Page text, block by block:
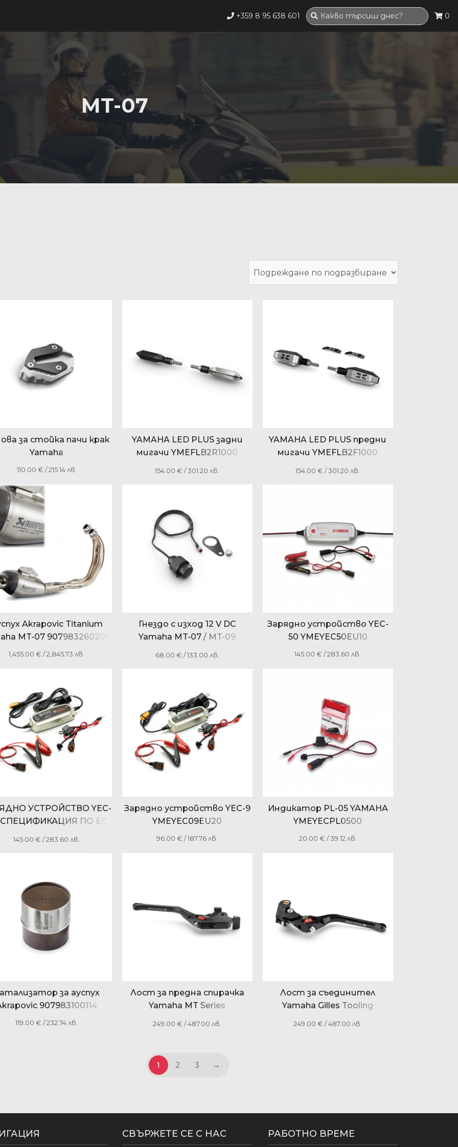
+359 8 95 638 601 0
MT-07
за стойка пачи крак
Yamaha
110.00 € / 215.14 лв.
YAMAHA LED PLUS задни
мигачи YMEFLB2R1000
YMEFLB2R2000
154.00€ / 301.20 лв.
YAMAHA LED PLUS предни
мигачи YMEFLB2F1000
YMEFLB2F2000
154.00€ / 301.20 лв.
Akrapovic Titanium
MT-07 907983260200
1,455.00€ / 2,845.73 лв.
Гнездо с изход 12 V DC
Yamaha MT-07 / MT-09
1WSF254B0100
68.00 € / 133.00 лв.
Зарядно устройство YEC-
50 YMEYEC50EU10
145.00€ / 283.60 лв.
УСТРОЙСТВО YEC-
СПЕЦИФИКАЦИЯ ПО ЕС
YME-YEC50-EU-20
145.00€ / 283.60 лв.
Зарядно устройство YEC-9
YMEYEC09EU20
96.00€ / 187.76 лв.
Индикатор PL-05 YAMAHA
YMEYECPL0500
20.00 € / 39.12 лв.
за ауспух
907983100114
119.00€ / 232.74 лв.
Лост за предна спирачка
Yamaha MT Series
1RCF39221000
249.00€ / 487.00 лв.
Лост за съединител
Yamaha Gilles Tooling
1RCF39120000
249.00€ / 487.00 лв.
1 2 3 →
СВЪРЖЕТЕ СЕ С НАС РАБОТНО ВРЕМЕ